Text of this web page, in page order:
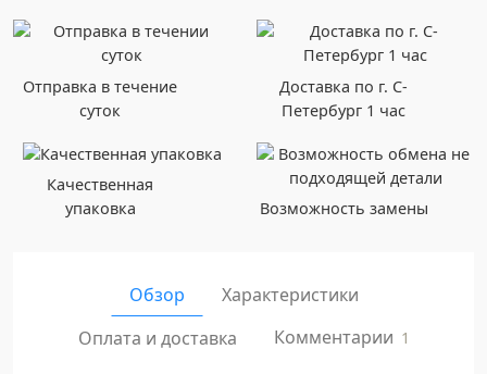
Отправка в течение
суток
Доставка по г. С-
Петербург 1 час
Качественная
упаковка
Возможность замены
Обзор
Характеристики
Оплата и доставка
Комментарии 1